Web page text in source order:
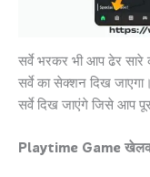
सर्वे भरकर भी आप ढेर
सर्वे का सेक्शन दिख
सर्वे दिख जाएंगे जिसे आप
Playtime Game